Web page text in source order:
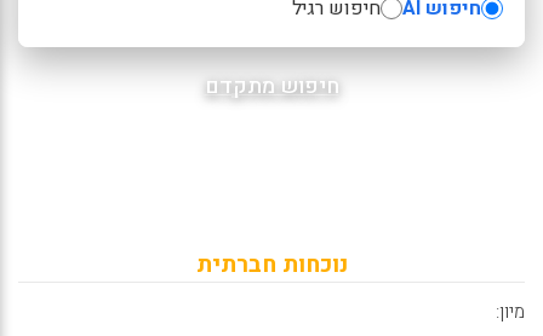
חיפוש AI חיפוש רגיל
חיפוש מתקדם
נוכחות חברתית
מיון: